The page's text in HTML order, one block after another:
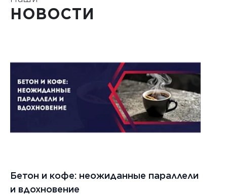
НОВОСТИ
Бетон и кофе: неожиданные параллели
и вдохновение